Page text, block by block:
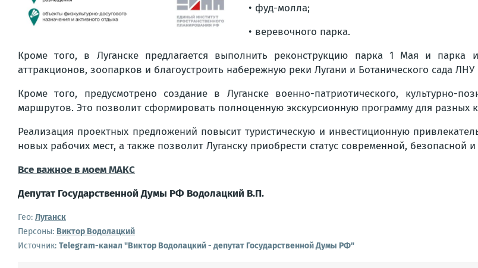
• фуд-молла;
• веревочного парка.
Кроме того, в Луганске предлагается выполнить реконструкцию парка 1 Мая и парка
аттракционов, зоопарков и благоустроить набережную реки Лугани и Ботанического сада
Кроме того, предусмотрено создание в Луганске военно-патриотического, культурно-
маршрутов. Это позволит сформировать полноценную экскурсионную программу для разных
Реализация проектных предложений повысит туристическую и инвестиционную
новых рабочих мест, а также позволит Луганску приобрести статус современной, безопасной
Все важное в моем МАКС
Депутат Государственной Думы РФ Водолацкий В.П.
Гео: Луганск
Персоны: Виктор Водолацкий
Источник: Telegram-канал "Виктор Водолацкий - депутат Государственной Думы РФ"